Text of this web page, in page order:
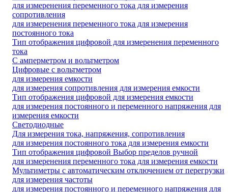
для измеренения переменного тока для измерения
сопротивления
для измеренения переменного тока для измерения
постоянного тока
Тип отображения цифровой для измеренения переменного
тока
С амперметром и вольтметром
Цифровые с вольтметром
для измерения емкости
для измерения сопротивления для измерения емкости
Тип отображения цифровой для измерения емкости
для измерения постоянного и переменного напряжения для
измерения емкости
Светодиодные
Для измерения тока, напряжения, сопротивления
для измерения постоянного тока для измерения емкости
Тип отображения цифровой Выбор пределов ручной
для измеренения переменного тока для измерения емкости
Мультиметры с автоматическим отключением от перегрузки
для измерения частоты
для измерения постоянного и переменного напряжения для